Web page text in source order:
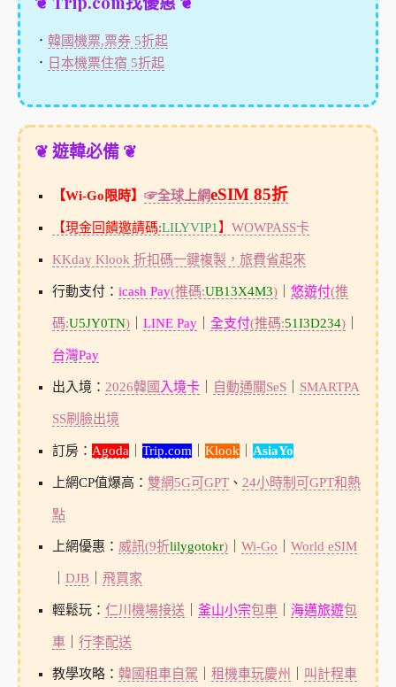
． 韓國機票,票券 5折起
． 日本機票住宿 5折起
❦ 遊韓必備 ❦
【Wi-Go限時】 ☞全球上網eSIM 85折
【現金回饋邀請碼:LILYVIP1 】 WOWPASS卡
KKday Klook 折扣碼一鍵複製，旅費省起來
行動支付： icash Pay(推碼:UB13X4M3)｜ 悠遊付(推
碼:U5JY0TN)｜ LINE Pay｜ 全支付(推碼:51I3D234)｜
台灣Pay
出入境： 2026韓國 入境卡｜ 自動通關SeS｜ SMARTPA
SS刷臉出境
訂房： Agoda Trip.com Klook AsiaYo
上網CP值爆高： 雙網5G可GPT、 24小時制可GPT和熱
點
上網優惠： 威訊(9折lilygotokr)｜ Wi-Go World eSIM
DJB｜ 飛買家
輕鬆玩： 仁川機場接送 釜山小宗包車｜ 海邁旅遊包
車｜ 行李配送
教學攻略： 韓國租車自駕 租機車玩慶州 叫計程車